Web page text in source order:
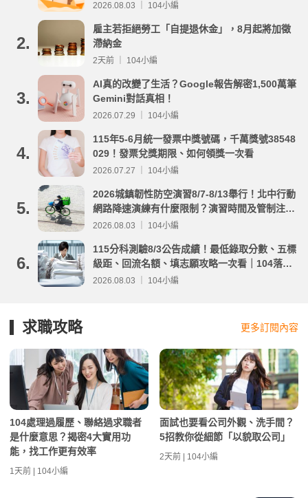
2026.08.03 ｜ 104小編
2.
雇主若拒絕勞工「自提退休金」，8月起將加徵
滯納金
2天前 ｜ 104小編
3.
AI真的改變了生活？Google報告解密1,500萬筆
Gemini對話真相！
2026.07.29 ｜ 104小編
4.
115年5-6月統一發票中獎號碼，千萬獎號38548
029！發票兌獎期限、如何領獎一次看
2026.07.27 ｜ 104小編
5.
2026城鎮韌性防空演習8/7-8/13舉行！北中行動
網路降速演練有什麼限制？演習時間及管制注意
事項整理
2026.08.03 ｜ 104小編
6.
115分科測驗8/3公告成績！最低錄取分數、五標
級距、回流名額、填志願攻略一次看｜104落點
分析
2026.08.03 ｜ 104小編
求職攻略 更多訂閱內容
104處理過履歷、聯絡過求職者
是什麼意思？揭密4大實用功
能，找工作更有效率
1天前 | 104小編
面試也要看公司外觀、洗手間？
5招教你從細節「以貌取公司」
2天前 | 104小編